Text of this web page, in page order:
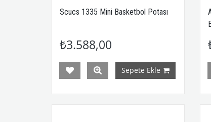
Scucs 1335 Mini Basketbol Potası
₺3.588,00
Sepete Ekle